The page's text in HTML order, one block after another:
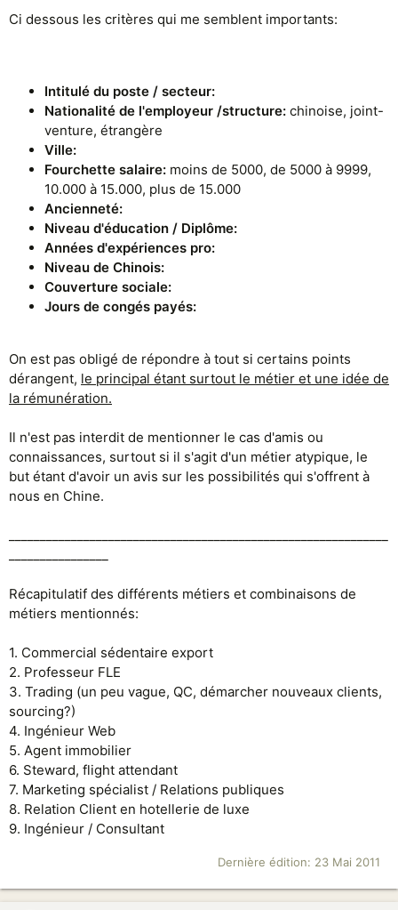
Ci dessous les critères qui me semblent importants:
Intitulé du poste / secteur:
Nationalité de l'employeur /structure: chinoise, joint-
venture, étrangère
Ville:
Fourchette salaire: moins de 5000, de 5000 à 9999,
10.000 à 15.000, plus de 15.000
Ancienneté:
Niveau d'éducation / Diplôme:
Années d'expériences pro:
Niveau de Chinois:
Couverture sociale:
Jours de congés payés:
On est pas obligé de répondre à tout si certains points
dérangent, le principal étant surtout le métier et une idée de
la rémunération.
Il n'est pas interdit de mentionner le cas d'amis ou
connaissances, surtout si il s'agit d'un métier atypique, le
but étant d'avoir un avis sur les possibilités qui s'offrent à
nous en Chine.
Récapitulatif des différents métiers et combinaisons de
métiers mentionnés:
1. Commercial sédentaire export
2. Professeur FLE
3. Trading (un peu vague, QC, démarcher nouveaux clients,
sourcing?)
4. Ingénieur Web
5. Agent immobilier
6. Steward, flight attendant
7. Marketing spécialist / Relations publiques
8. Relation Client en hotellerie de luxe
9. Ingénieur / Consultant
Dernière édition: 23 Mai 2011